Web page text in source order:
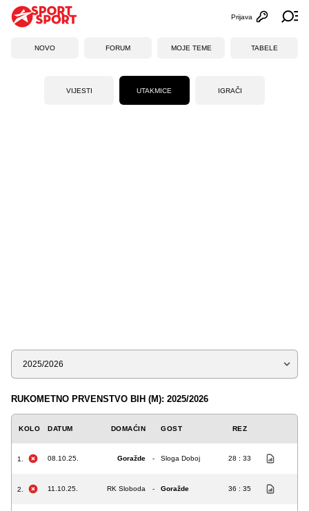
Otvori
Prijava
NOVO FORUM MOJE TEME TABELE
VIJESTI UTAKMICE IGRAČI
Sezona
RUKOMETNO PRVENSTVO BIH (M): 2025/2026
KOLO DATUM DOMAĆIN GOST REZ
1. 08.10.25. Goražde - Sloga Doboj 28 : 33
2. 11.10.25. RK Sloboda - Goražde 36 : 35